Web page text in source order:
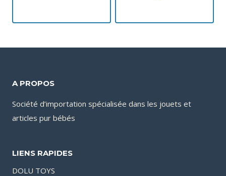
A PROPOS
Société d’importation spécialisée dans les jouets et
articles pur bébés
LIENS RAPIDES
DOLU TOYS